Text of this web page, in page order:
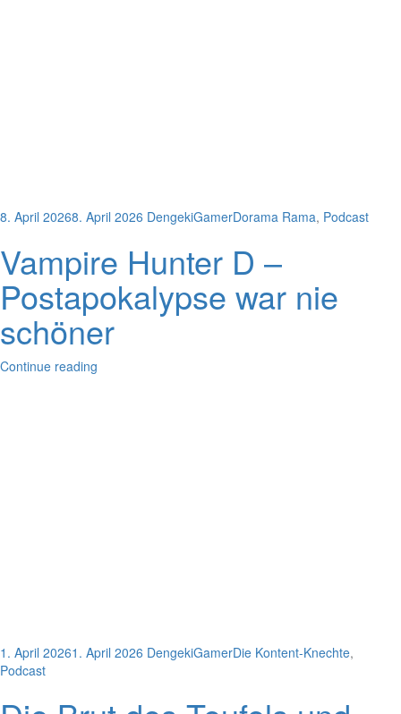
8. April 20268. April 2026 DengekiGamerDorama Rama, Podcast
Vampire Hunter D –
Postapokalypse war nie
schöner
Continue reading
1. April 20261. April 2026 DengekiGamerDie Kontent-Knechte,
Podcast